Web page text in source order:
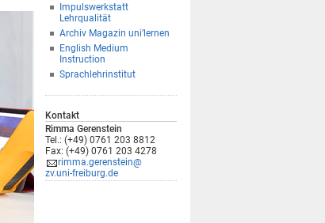
Impulswerkstatt
Lehrqualität
Archiv Magazin uni’lernen
English Medium
Instruction
Sprachlehrinstitut
Kontakt
Rimma Gerenstein
Tel.: (+49) 0761 203 8812
Fax: (+49) 0761 203 4278
rimma.gerenstein@
zv.uni-freiburg.de